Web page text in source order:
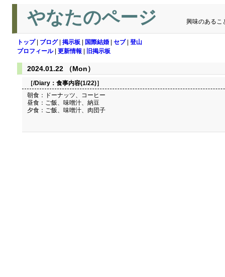
やなたのページ 興味のあるこ
トップ| ブログ| 掲示板 国際結婚 セブ| 登山
プロフィール| 更新情報 旧掲示板
2024.01.22 （Mon）
［/Diary： 食事内容(1/22)］
朝食：ドーナッツ、コーヒー
昼食：ご飯、味噌汁、納豆
夕食：ご飯、味噌汁、肉団子